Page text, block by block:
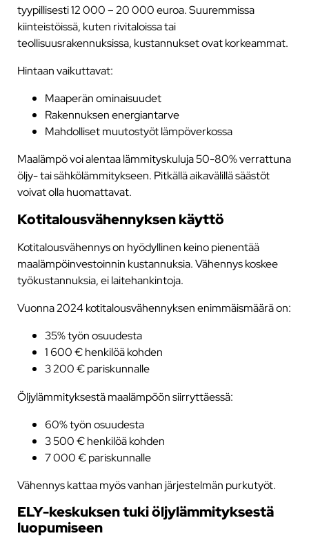
tyypillisesti 12 000 – 20 000 euroa. Suuremmissa
kiinteistöissä, kuten rivitaloissa tai
teollisuusrakennuksissa, kustannukset ovat korkeammat.
Hintaan vaikuttavat:
Maaperän ominaisuudet
Rakennuksen energiantarve
Mahdolliset muutostyöt lämpöverkossa
Maalämpö voi alentaa lämmityskuluja 50-80% verrattuna
öljy- tai sähkölämmitykseen. Pitkällä aikavälillä säästöt
voivat olla huomattavat.
Kotitalousvähennyksen käyttö
Kotitalousvähennys on hyödyllinen keino pienentää
maalämpöinvestoinnin kustannuksia. Vähennys koskee
työkustannuksia, ei laitehankintoja.
Vuonna 2024 kotitalousvähennyksen enimmäismäärä on:
35% työn osuudesta
1 600 € henkilöä kohden
3 200 € pariskunnalle
Öljylämmityksestä maalämpöön siirryttäessä:
60% työn osuudesta
3 500 € henkilöä kohden
7 000 € pariskunnalle
Vähennys kattaa myös vanhan järjestelmän purkutyöt.
ELY-keskuksen tuki öljylämmityksestä
luopumiseen